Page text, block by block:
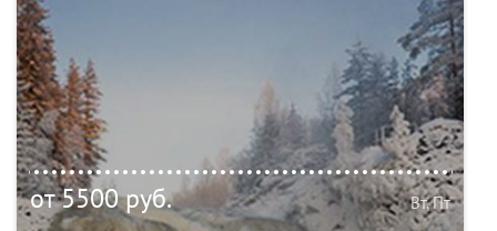
от 5500 руб. Вт, Пт